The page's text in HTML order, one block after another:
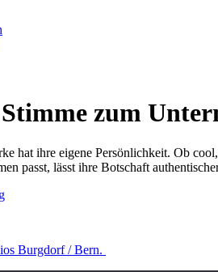
zum
hat ihre eigene Persönlichkeit. Ob
passt, lässt ihre Botschaft
Burgdorf / Bern.